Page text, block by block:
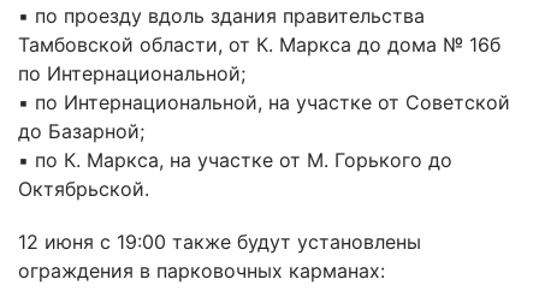
▪️ по проезду вдоль здания правительства
Тамбовской области, от К. Маркса до дома № 16б
по Интернациональной;
▪️ по Интернациональной, на участке от Советской
до Базарной;
▪️ по К. Маркса, на участке от М. Горького до
Октябрьской.
12 июня с 19:00 также будут установлены
ограждения в парковочных карманах: